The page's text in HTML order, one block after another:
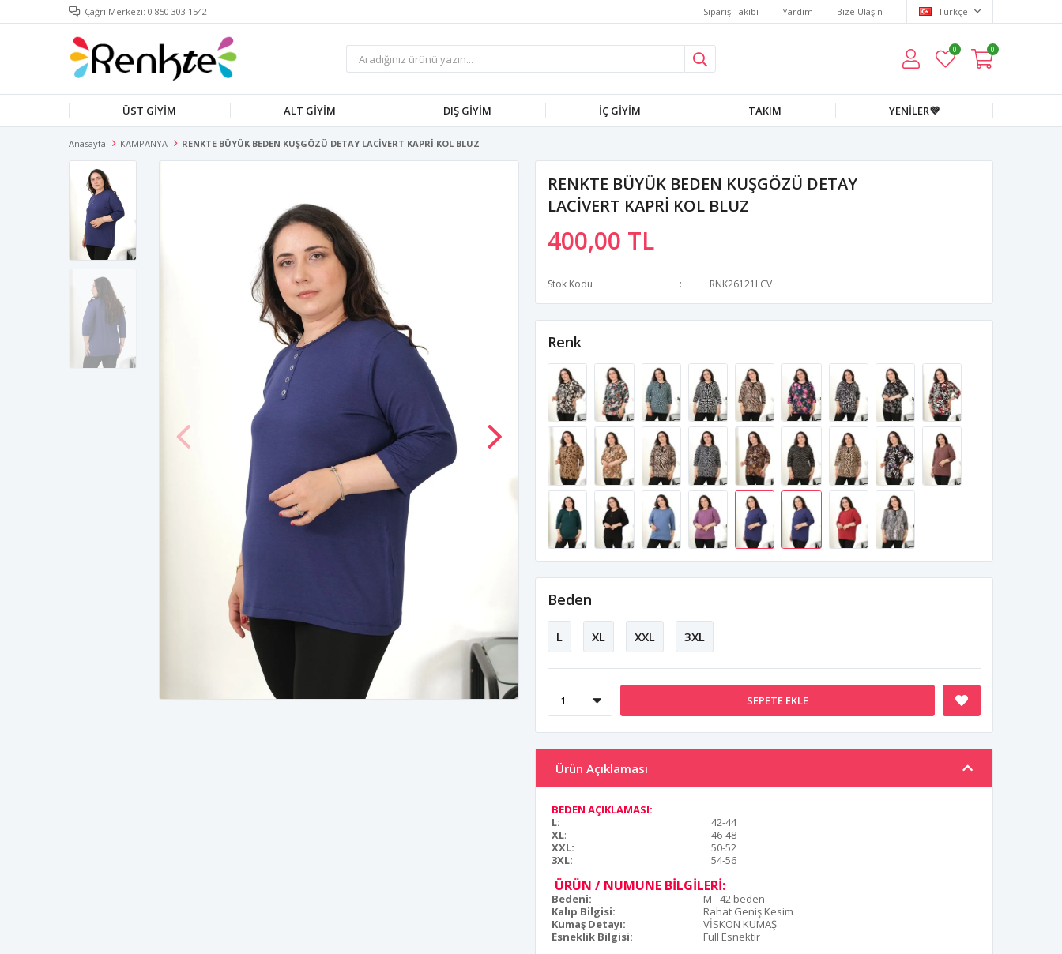
Çağrı Merkezi: 0 850 303 1542 Sipariş Takibi Yardım Bize Ulaşın Türkçe
0 0
ÜST GİYİM ALT GİYİM DIŞ GİYİM İÇ GİYİM TAKIM YENİLER💜
Anasayfa KAMPANYA RENKTE BÜYÜK BEDEN KUŞGÖZÜ DETAY LACİVERT KAPRİ KOL BLUZ
RENKTE BÜYÜK BEDEN KUŞGÖZÜ DETAY
LACİVERT KAPRİ KOL BLUZ
400,00 TL
Stok Kodu RNK26121LCV
Renk
Beden
L XL XXL 3XL
SEPETE EKLE
Ürün Açıklaması
BEDEN AÇIKLAMASI:
L:
42-44
XL:
46-48
XXL:
50-52
3XL:
54-56
ÜRÜN / NUMUNE BİLGİLERİ:
Bedeni:
M - 42 beden
Kalıp Bilgisi:
Rahat Geniş Kesim
Kumaş Detayı:
VİSKON KUMAŞ
Esneklik Bilgisi:
Full Esnektir